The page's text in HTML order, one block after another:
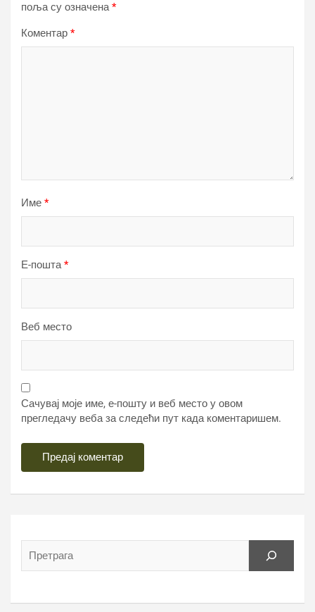
поља су означена*
Коментар *
Име *
Е-пошта*
Веб место
Сачувај моје име, е-пошту и веб место у овом
прегледачу веба за следећи пут када коментаришем.